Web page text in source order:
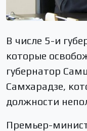
В числе 5-и
которые
губернатор
Самхарадзе,
должности
Премьер-